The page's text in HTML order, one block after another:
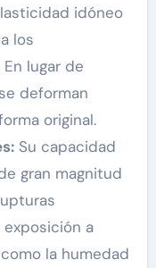
idóneo
los
lugar de
deforman
original.
Su capacidad
gran magnitud
a
la humedad